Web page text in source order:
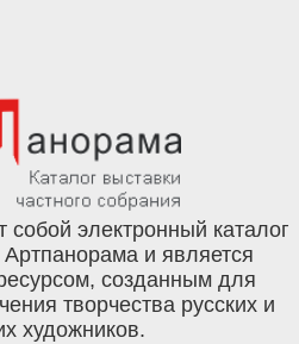
собой электронный каталог
Артпанорама и является
созданным для
творчества русских и
художников.